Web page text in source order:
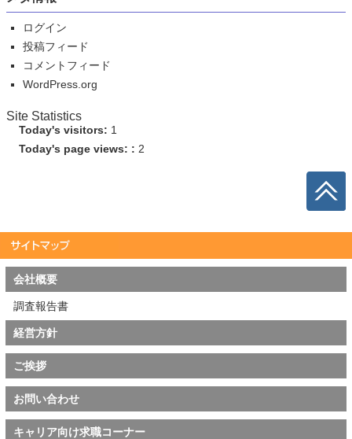
ログイン
投稿フィード
コメントフィード
WordPress.org
Site Statistics
Today's visitors: 1
Today's page views: : 2
会社概要
調査報告書
経営方針
ご挨拶
お問い合わせ
キャリア向け求職コーナー